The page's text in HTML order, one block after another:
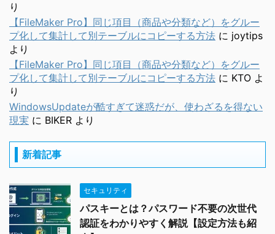
り
【FileMaker Pro】同じ項目（商品や分類など）をグルー
プ化して集計して別テーブルにコピーする方法 に joytips
より
【FileMaker Pro】同じ項目（商品や分類など）をグルー
プ化して集計して別テーブルにコピーする方法 に KTO よ
り
WindowsUpdateが酷すぎて迷惑だが、使わざるを得ない
現実 に BIKER より
新着記事
セキュリティ
パスキーとは？パスワード不要の次世代
認証をわかりやすく解説【設定方法も紹